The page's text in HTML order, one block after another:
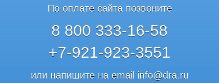
По оплате сайта позвоните
8 800 333-16-58
+7-921-923-3551
или напишите на email info@dra.ru